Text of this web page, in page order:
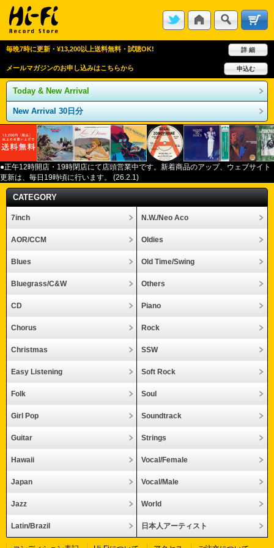
毎晩7時に更新・¥13,200以上送料無料・試聴OK! 詳 細
メールマガジンのお申し込みはこちらから 申込む
Today & New Arrival
New Arrival 30日分
●正午12時開店・ 19時閉店にて店頭営業中です。新着商品のアップ、ウェブサイト
更新は、毎日 19時頃に行います。 (26.2.1)
CATEGORY
7inch N.W./Neo Aco
AOR/CCM Oldies
Blues Old Time/Swing
Bluegrass/C&W Others
CD Piano
Chorus Rock
Christmas SSW
Easy Listening Soft Rock
Folk Soul
Girl Pop Soundtrack
Guitar Strings
Hawaii Vocal/Female
Japan Vocal/Male
Jazz World
Latin/Brazil 日本人アーティスト